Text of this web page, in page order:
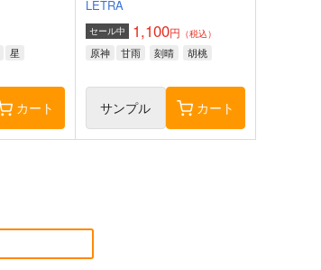
星
カート
LETRA
セール中 1,100円 （税込）
原神 甘雨 刻晴 胡桃
サンプル カート